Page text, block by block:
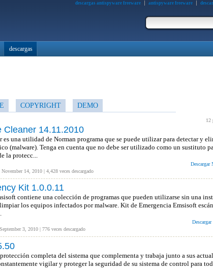
descargas antispyware freeware antispyware freeware
descargas
COPYRIGHT DEMO
12
Cleaner 14.11.2010
es una utilidad de Norman programa que se puede utilizar para detectar y
(malware). Tenga en cuenta que no debe ser utilizado como un sustituto
la protecc...
Descargar
14, 2010 | 4,428 veces descargado
Kit 1.0.0.11
contiene una colección de programas que pueden utilizarse sin una
los equipos infectados por malware. Kit de Emergencia Emsisoft
3, 2010 | 776 veces descargado
completa del sistema que complementa y trabaja junto a sus
vigilar y proteger la seguridad de su sistema de control para